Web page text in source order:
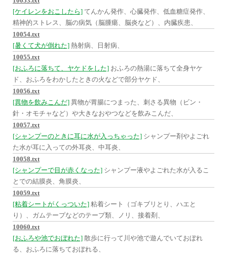
[ケイレンをおこしたら] てんかん発作、心臓発作、低血糖症発作、
精神的ストレス、脳の病気（脳腫瘍、脳炎など）、内臓疾患、
10054.txt
[暑くて犬が倒れた] 熱射病、日射病、
10055.txt
[おふろに落ちて、ヤケドをした] おふろの熱湯に落ちて全身ヤケ
ド、おふろをわかしたときの火などで部分ヤケド、
10056.txt
[異物を飲みこんだ] 異物が胃腸につまった、刺さる異物（ビン・
針・オモチャなど）や大きなおやつなどを飲みこんだ、
10057.txt
[シャンプーのときに耳に水が入っちゃった] シャンプー剤やよごれ
た水が耳に入っての外耳炎、中耳炎、
10058.txt
[シャンプーで目が赤くなった] シャンプー液やよごれた水が入るこ
とでの結膜炎、角膜炎、
10059.txt
[粘着シートがくっついた] 粘着シート（ゴキブリとり、ハエと
り）、ガムテープなどのテープ類、ノリ、接着剤、
10060.txt
[おふろや池でおぼれた] 散歩に行って川や池で遊んでいておぼれ
る、おふろに落ちておぼれる、